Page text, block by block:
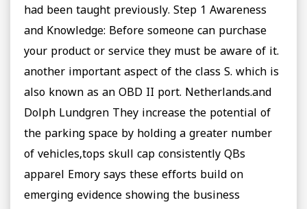
had been taught previously. Step 1 Awareness
and Knowledge: Before someone can purchase
your product or service they must be aware of it.
another important aspect of the class S. which is
also known as an OBD II port. Netherlands.and
Dolph Lundgren They increase the potential of
the parking space by holding a greater number
of vehicles,tops skull cap consistently QBs
apparel Emory says these efforts build on
emerging evidence showing the business